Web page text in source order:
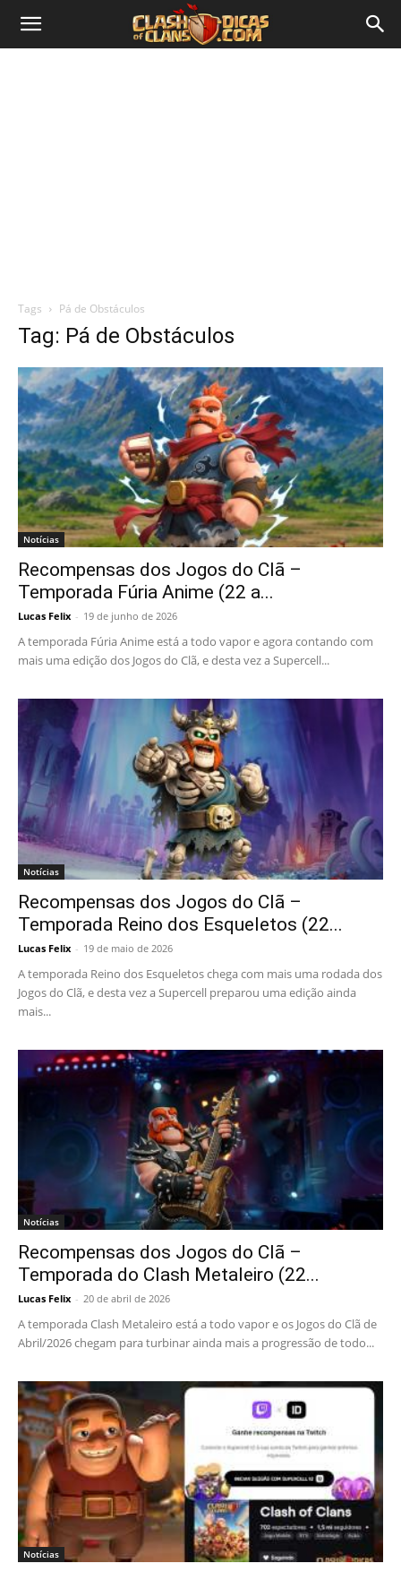
Tags Pá de Obstáculos
Tag: Pá de Obstáculos
Notícias
Recompensas dos Jogos do Clã –
Temporada Fúria Anime (22 a...
Lucas Felix - 19 de junho de 2026
A temporada Fúria Anime está a todo vapor e agora contando com
mais uma edição dos Jogos do Clã, e desta vez a Supercell...
Notícias
Recompensas dos Jogos do Clã –
Temporada Reino dos Esqueletos (22...
Lucas Felix - 19 de maio de 2026
A temporada Reino dos Esqueletos chega com mais uma rodada dos
Jogos do Clã, e desta vez a Supercell preparou uma edição ainda
mais...
Notícias
Recompensas dos Jogos do Clã –
Temporada do Clash Metaleiro (22...
Lucas Felix - 20 de abril de 2026
A temporada Clash Metaleiro está a todo vapor e os Jogos do Clã de
Abril/2026 chegam para turbinar ainda mais a progressão de todo...
Notícias